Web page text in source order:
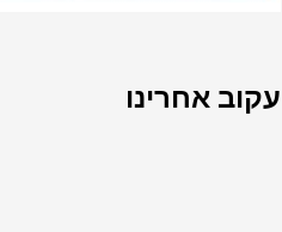
עקוב אחרינו